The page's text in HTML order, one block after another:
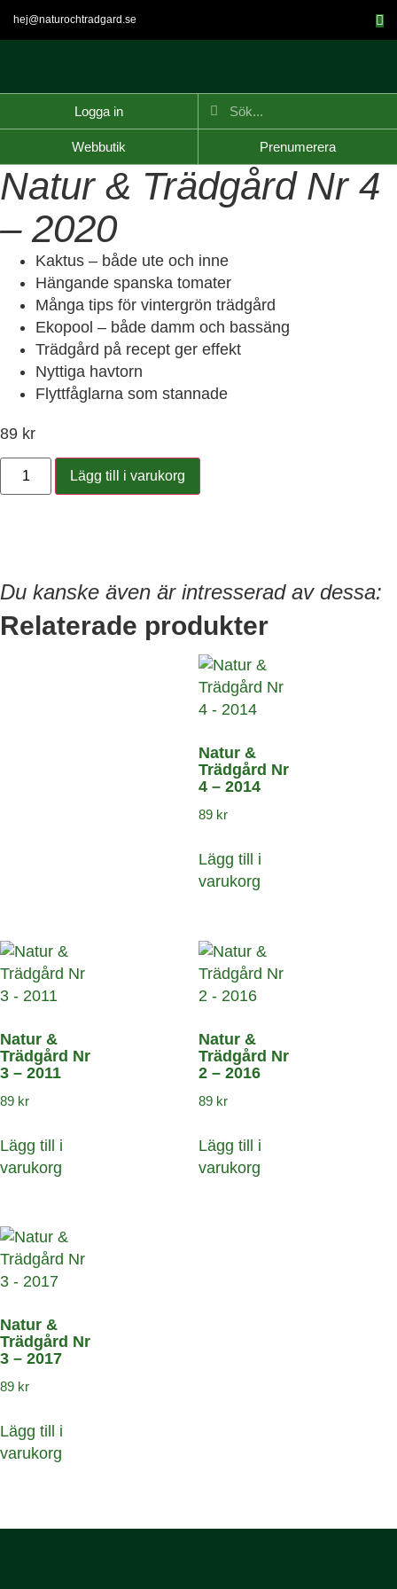
hej@naturochtradgard.se
Logga in
Webbutik Prenumerera
Natur & Trädgård Nr 4
– 2020
Kaktus – både ute och inne
Hängande spanska tomater
Många tips för vintergrön trädgård
Ekopool – både damm och bassäng
Trädgård på recept ger effekt
Nyttiga havtorn
Flyttfåglarna som stannade
89 kr
Lägg till i varukorg
Du kanske även är intresserad av dessa:
Relaterade produkter
Natur &
Trädgård Nr
4 – 2014
89 kr
Lägg till i
varukorg
Natur &
Trädgård Nr
3 – 2011
89 kr
Lägg till i
varukorg
Natur &
Trädgård Nr
2 – 2016
89 kr
Lägg till i
varukorg
Natur &
Trädgård Nr
3 – 2017
89 kr
Lägg till i
varukorg